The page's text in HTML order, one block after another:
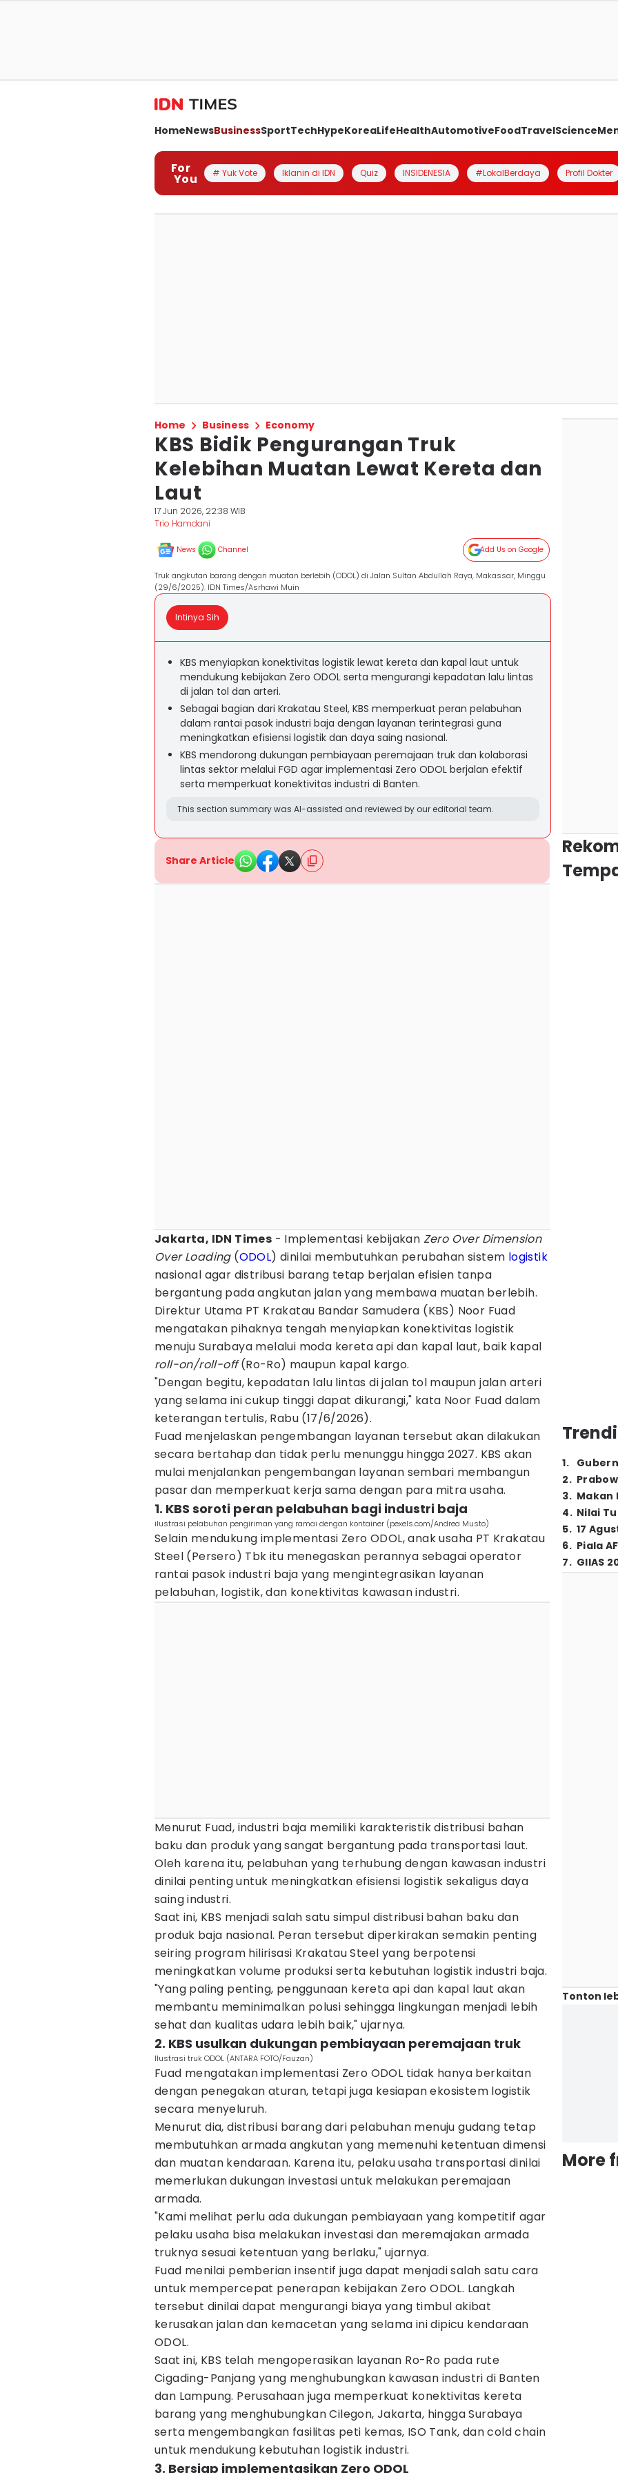
HomeNewsBusinessSportTechHypeKoreaLifeHealthAutomotiveFoodTravelScience
For
You # Yuk Vote Iklanin di IDN Quiz INSIDENESIA #LokalBerdaya Profil Dokter
Home Business Economy
KBS Bidik Pengurangan Truk
Kelebihan Muatan Lewat Kereta dan
Laut
17 Jun 2026, 22:38 WIB
Trio Hamdani
News Channel Add Us on Google
Truk angkutan barang dengan muatan berlebih (ODOL) di Jalan Sultan Abdullah Raya, Makassar, Minggu
(29/6/2025). IDN Times/Asrhawi Muin
Intinya Sih
KBS menyiapkan konektivitas logistik lewat kereta dan kapal laut untuk
mendukung kebijakan Zero ODOL serta mengurangi kepadatan lalu lintas
di jalan tol dan arteri.
Sebagai bagian dari Krakatau Steel, KBS memperkuat peran pelabuhan
dalam rantai pasok industri baja dengan layanan terintegrasi guna
meningkatkan efisiensi logistik dan daya saing nasional.
KBS mendorong dukungan pembiayaan peremajaan truk dan kolaborasi
lintas sektor melalui FGD agar implementasi Zero ODOL berjalan efektif
serta memperkuat konektivitas industri di Banten.
This section summary was AI-assisted and reviewed by our editorial team.
Share Article
Jakarta, IDN Times - Implementasi kebijakan Zero Over Dimension
Over Loading(ODOL) dinilai membutuhkan perubahan sistem logistik
nasional agar distribusi barang tetap berjalan efisien tanpa
bergantung pada angkutan jalan yang membawa muatan berlebih.
Direktur Utama PT Krakatau Bandar Samudera (KBS) Noor Fuad
mengatakan pihaknya tengah menyiapkan konektivitas logistik
menuju Surabaya melalui moda kereta api dan kapal laut, baik kapal
roll-on/roll-off(Ro-Ro) maupun kapal kargo.
"Dengan begitu, kepadatan lalu lintas di jalan tol maupun jalan arteri
yang selama ini cukup tinggi dapat dikurangi," kata Noor Fuad dalam
keterangan tertulis, Rabu (17/6/2026).
Fuad menjelaskan pengembangan layanan tersebut akan dilakukan
secara bertahap dan tidak perlu menunggu hingga 2027. KBS akan
mulai menjalankan pengembangan layanan sembari membangun
pasar dan memperkuat kerja sama dengan para mitra usaha.
1. KBS soroti peran pelabuhan bagi industri baja
ilustrasi pelabuhan pengiriman yang ramai dengan kontainer (pexels.com/Andrea Musto)
Selain mendukung implementasi Zero ODOL, anak usaha PT Krakatau
Steel (Persero) Tbk itu menegaskan perannya sebagai operator
rantai pasok industri baja yang mengintegrasikan layanan
pelabuhan, logistik, dan konektivitas kawasan industri.
Menurut Fuad, industri baja memiliki karakteristik distribusi bahan
baku dan produk yang sangat bergantung pada transportasi laut.
Oleh karena itu, pelabuhan yang terhubung dengan kawasan industri
dinilai penting untuk meningkatkan efisiensi logistik sekaligus daya
saing industri.
Saat ini, KBS menjadi salah satu simpul distribusi bahan baku dan
produk baja nasional. Peran tersebut diperkirakan semakin penting
seiring program hilirisasi Krakatau Steel yang berpotensi
meningkatkan volume produksi serta kebutuhan logistik industri baja.
"Yang paling penting, penggunaan kereta api dan kapal laut akan
membantu meminimalkan polusi sehingga lingkungan menjadi lebih
sehat dan kualitas udara lebih baik," ujarnya.
2. KBS usulkan dukungan pembiayaan peremajaan truk
Ilustrasi truk ODOL (ANTARA FOTO/Fauzan)
Fuad mengatakan implementasi Zero ODOL tidak hanya berkaitan
dengan penegakan aturan, tetapi juga kesiapan ekosistem logistik
secara menyeluruh.
Menurut dia, distribusi barang dari pelabuhan menuju gudang tetap
membutuhkan armada angkutan yang memenuhi ketentuan dimensi
dan muatan kendaraan. Karena itu, pelaku usaha transportasi dinilai
memerlukan dukungan investasi untuk melakukan peremajaan
armada.
"Kami melihat perlu ada dukungan pembiayaan yang kompetitif agar
pelaku usaha bisa melakukan investasi dan meremajakan armada
truknya sesuai ketentuan yang berlaku," ujarnya.
Fuad menilai pemberian insentif juga dapat menjadi salah satu cara
untuk mempercepat penerapan kebijakan Zero ODOL. Langkah
tersebut dinilai dapat mengurangi biaya yang timbul akibat
kerusakan jalan dan kemacetan yang selama ini dipicu kendaraan
ODOL.
Saat ini, KBS telah mengoperasikan layanan Ro-Ro pada rute
Cigading-Panjang yang menghubungkan kawasan industri di Banten
dan Lampung. Perusahaan juga memperkuat konektivitas kereta
barang yang menghubungkan Cilegon, Jakarta, hingga Surabaya
serta mengembangkan fasilitas peti kemas, ISO Tank, dan cold chain
untuk mendukung kebutuhan logistik industri.
3. Bersiap implementasikan Zero ODOL
1.
2.
3. Makan
4. Nilai
5. 17
6. Piala
7. GIIAS
Tonton
More